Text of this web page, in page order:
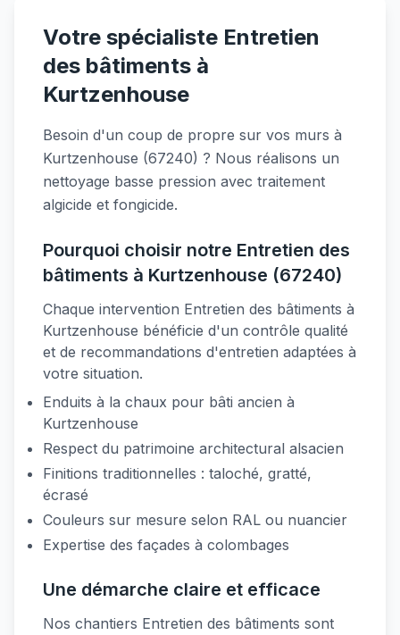
Votre spécialiste Entretien
des bâtiments à
Kurtzenhouse
Besoin d'un coup de propre sur vos murs à
Kurtzenhouse (67240) ? Nous réalisons un
nettoyage basse pression avec traitement
algicide et fongicide.
Pourquoi choisir notre Entretien des
bâtiments à Kurtzenhouse (67240)
Chaque intervention Entretien des bâtiments à
Kurtzenhouse bénéficie d'un contrôle qualité
et de recommandations d'entretien adaptées à
votre situation.
Enduits à la chaux pour bâti ancien à
Kurtzenhouse
Respect du patrimoine architectural alsacien
Finitions traditionnelles : taloché, gratté,
écrasé
Couleurs sur mesure selon RAL ou nuancier
Expertise des façades à colombages
Une démarche claire et efficace
Nos chantiers Entretien des bâtiments sont